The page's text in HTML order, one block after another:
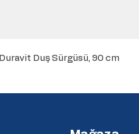
Duravit Duş Sürgüsü, 90 cm